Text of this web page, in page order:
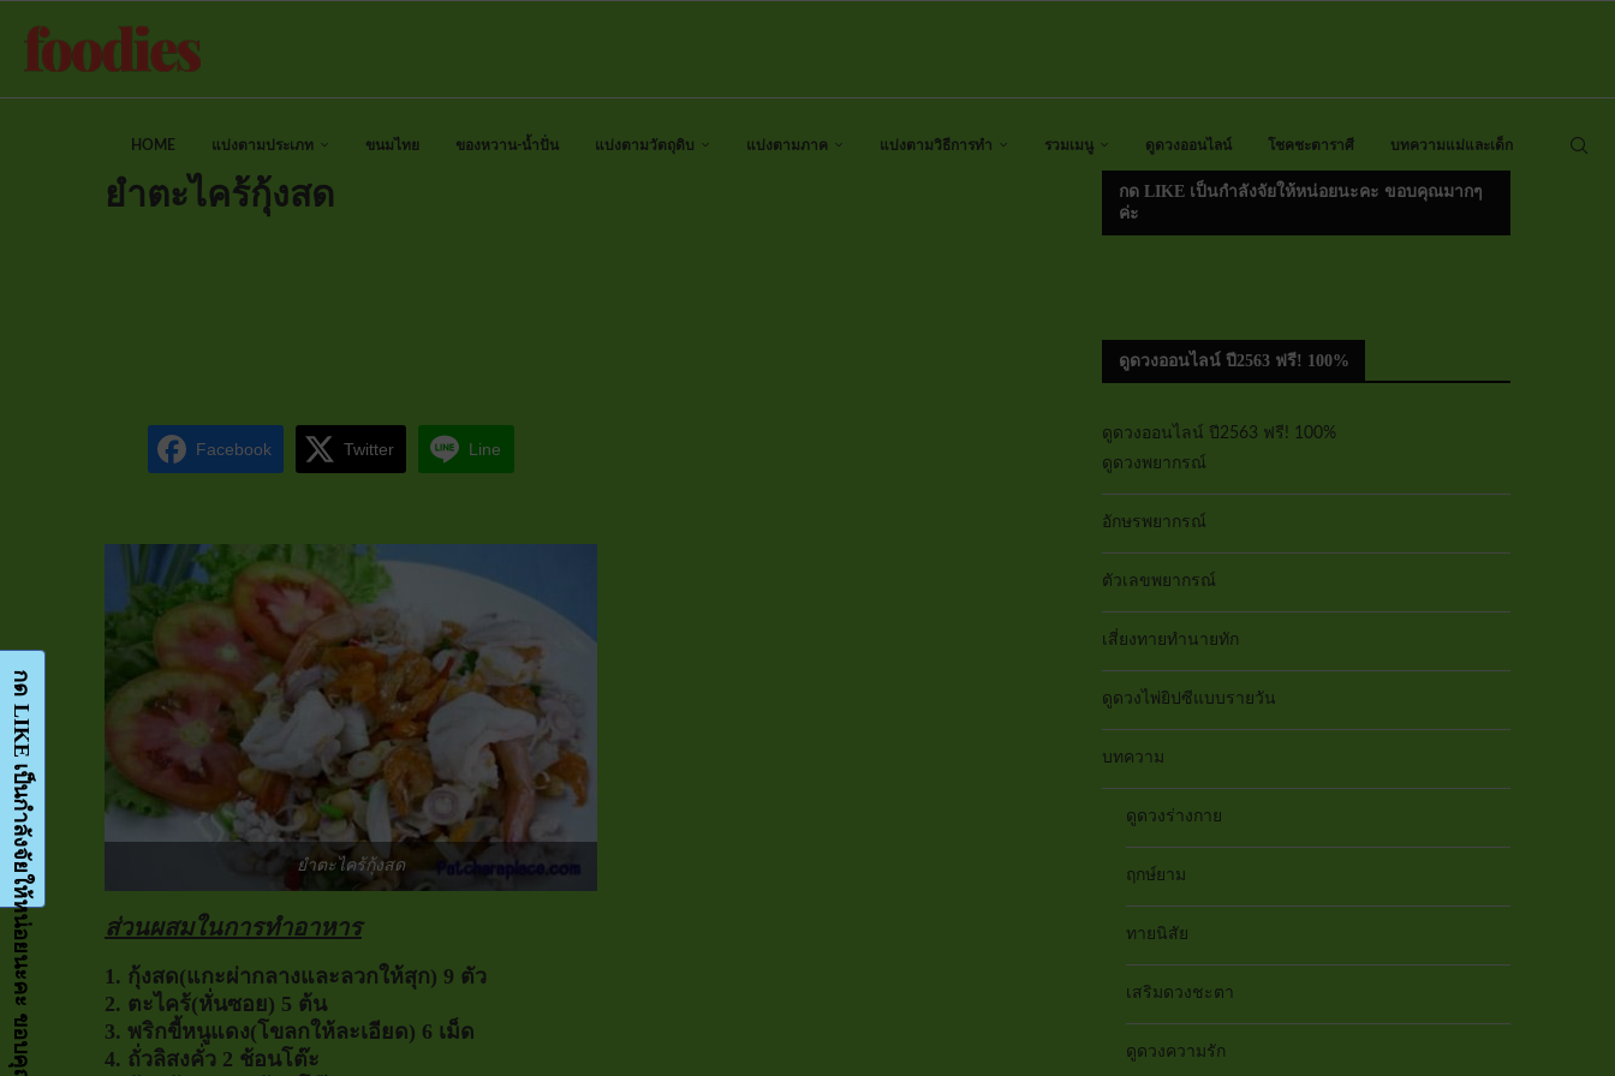
HOME แบ่งตามประเภท ขนมไทย ของหวาน-น้ำปั่น แบ่งตามวัตถุดิบ แบ่งตามภาค แบ่งตามวิธีการทำ รวมเมนู ดูดวงออนไลน์ โชคชะตาราศี บทความแม่และเด็ก
ยำตะไคร้กุ้งสด
Facebook Twitter Line
ยำตะไคร้กุ้งสด
ส่วนผสมในการทำอาหาร
1. กุ้งสด(แกะผ่ากลางและลวกให้สุก) 9 ตัว
2. ตะไคร้(หั่นซอย) 5 ต้น
3. พริกขี้หนูแดง(โขลกให้ละเอียด) 6 เม็ด
4. ถั่วลิสงคั่ว 2 ช้อนโต๊ะ
กด LIKE เป็นกำลังจัยให้หน่อยนะคะ ขอบคุณมากๆ
ค่ะ
ดูดวงออนไลน์ ปี2563 ฟรี! 100%
ดูดวงออนไลน์ ปี2563 ฟรี! 100%
ดูดวงพยากรณ์
อักษรพยากรณ์
ตัวเลขพยากรณ์
เสี่ยงทายทำนายทัก
ดูดวงไพ่ยิปซีแบบรายวัน
บทความ
ดูดวงร่างกาย
ฤกษ์ยาม
ทายนิสัย
เสริมดวงชะตา
ดูดวงความรัก